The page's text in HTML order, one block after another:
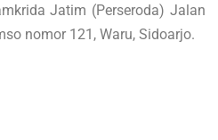
Jatim (Perseroda) Jalan
nomor 121, Waru, Sidoarjo.